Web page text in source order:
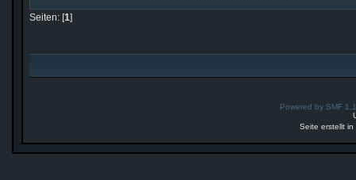
Seiten: [1]
Powered by SMF
Seite erstellt